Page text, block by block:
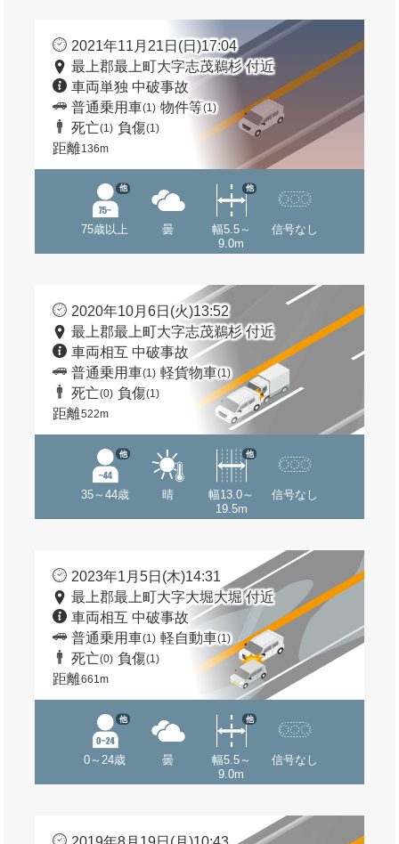
2021年11月21日(日)17:04
最上郡最上町大字志茂鵜杉 付近
車両単独 中破事故
普通乗用車(1) 物件等(1)
死亡(1) 負傷(1)
距離136m
75歳以上
他
曇
幅5.5～
9.0m
他
信号なし
2020年10月6日(火)13:52
最上郡最上町大字志茂鵜杉 付近
車両相互 中破事故
普通乗用車(1) 軽貨物車(1)
死亡(0) 負傷(1)
距離522m
35～44歳
他
晴
幅13.0～
19.5m
他
信号なし
2023年1月5日(木)14:31
最上郡最上町大字大堀大堀 付近
車両相互 中破事故
普通乗用車(1) 軽自動車(1)
死亡(0) 負傷(1)
距離661m
0～24歳
他
曇
幅5.5～
9.0m
他
信号なし